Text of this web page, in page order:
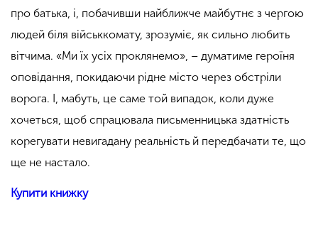
про батька, і, побачивши найближче майбутнє з чергою
людей біля військкомату, зрозуміє, як сильно любить
вітчима. «Ми їх усіх проклянемо», – думатиме героїня
оповідання, покидаючи рідне місто через обстріли
ворога. І, мабуть, це саме той випадок, коли дуже
хочеться, щоб спрацювала письменницька здатність
корегувати невигадану реальність й передбачати те, що
ще не настало.
Купити книжку